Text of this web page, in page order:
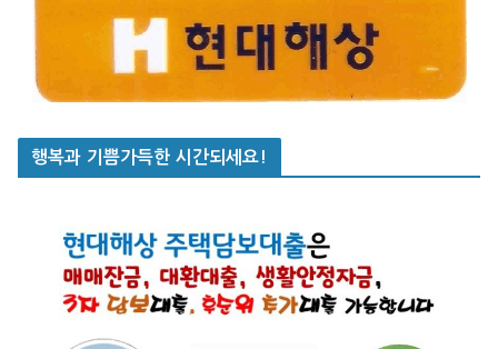
행복과 기쁨가득한 시간되세요!